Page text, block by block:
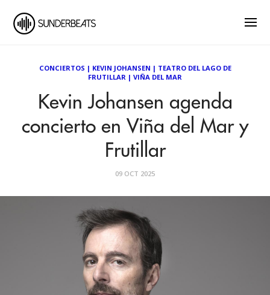
CONCIERTOS | KEVIN JOHANSEN | TEATRO DEL LAGO DE
FRUTILLAR | VIÑA DEL MAR
Kevin Johansen agenda
concierto en Viña del Mar y
Frutillar
09 OCT 2025